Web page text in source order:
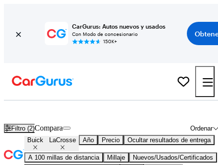
CarGurus: Autos nuevos y usados
Con Modo de concesionario
150K+
Filtro (2) Ordenar
Compara
Buick LaCrosse Año Precio Ocultar resultados de entrega
A 100 millas de distancia Millaje
Nuevos/Usados/Certificados